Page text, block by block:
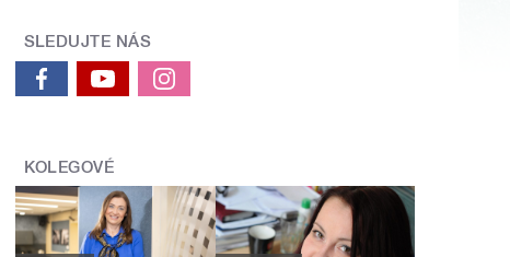
SLEDUJTE NÁS
KOLEGOVÉ